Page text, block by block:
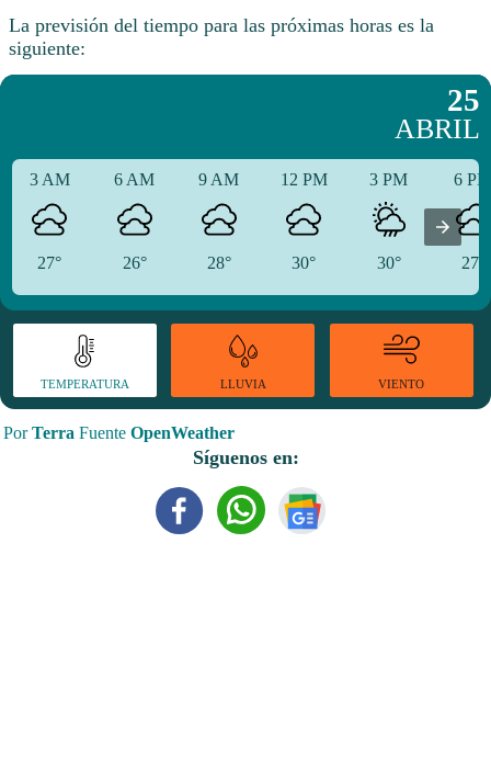
La previsión del tiempo para las próximas horas es la
siguiente:
25
ABRIL
3 AM
27°
6 AM
26°
9 AM
28°
12 PM
30°
3 PM
30°
6
27°
TEMPERATURA LLUVIA VIENTO
PorTerra Fuente OpenWeather
Síguenos en: